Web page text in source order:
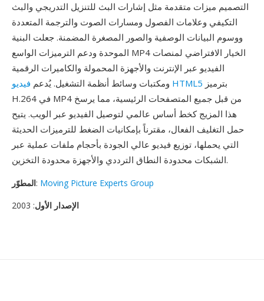
التصميم ميزات متقدمة مثل إشارات البث للتنزيل التدريجي والبث
التكيفي وعلامات الفصول ومسارات الصوت والترجمة المتعددة
ووسوم البيانات الوصفية والصور المصغرة المضمنة. جعلت البنية
الموحدة ودعم الترميزات الواسع MP4 الخيار الافتراضي لمنصات
الفيديو عبر الإنترنت والأجهزة المحمولة والكاميرات الرقمية
ومكتبات وسائط أنظمة التشغيل. يُدعم فيديو HTML5
H.264 في MP4 من قبل جميع المتصفحات الرئيسية، مما يرسخ
هذا المزيج كخط أساس عالمي لتوصيل الفيديو عبر الويب. يتيح
حمل التغليف الفعال، مقترناً بإمكانيات الضغط للترميزات الحديثة
التي يحملها، توزيع فيديو عالي الجودة بأحجام ملفات عملية عبر
الشبكات محدودة النطاق الترددي والأجهزة محدودة التخزين.
المطوّر: Moving Picture Experts Group
الإصدار الأول: 2003